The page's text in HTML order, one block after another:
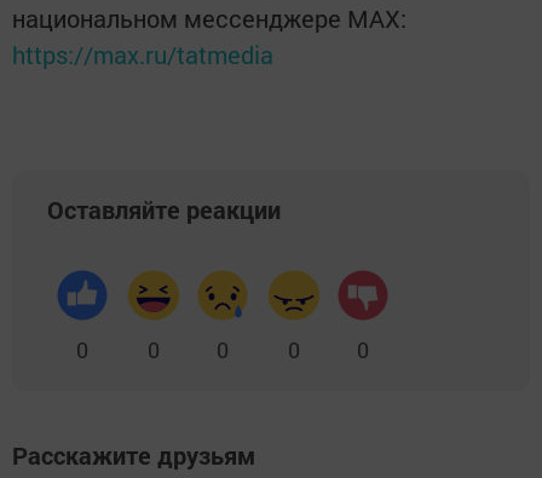
национальном мессенджере MАХ:
https://max.ru/tatmedia
Оставляйте реакции
0 0 0 0 0
Расскажите друзьям